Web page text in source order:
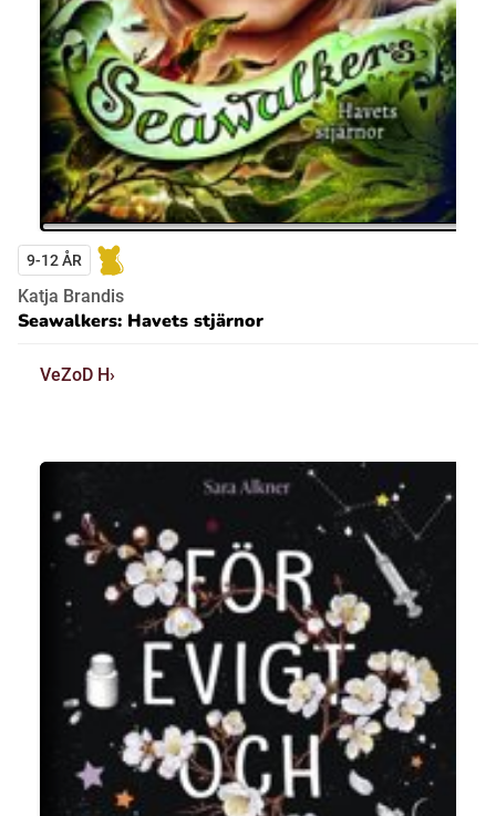
9-12 ÅR
Katja Brandis
Seawalkers: Havets stjärnor
VeZoD H